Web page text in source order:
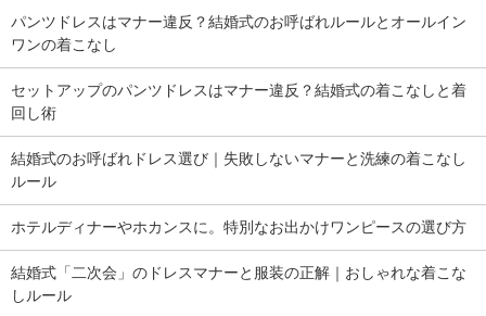
パンツドレスはマナー違反？結婚式のお呼ばれルールとオールイン
ワンの着こなし
セットアップのパンツドレスはマナー違反？結婚式の着こなしと着
回し術
結婚式のお呼ばれドレス選び｜失敗しないマナーと洗練の着こなし
ルール
ホテルディナーやホカンスに。特別なお出かけワンピースの選び方
結婚式「二次会」のドレスマナーと服装の正解｜おしゃれな着こな
しルール